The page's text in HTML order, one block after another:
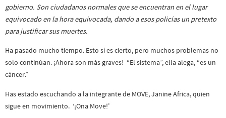
gobierno. Son ciudadanos normales que se encuentran en el lugar
equivocado en la hora equivocada, dando a esos policías un pretexto
para justificar sus muertes.
Ha pasado mucho tiempo. Esto sí es cierto, pero muchos problemas no
solo continúan. ¡Ahora son más graves! “El sistema”, ella alega, “es un
cáncer.”
Has estado escuchando a la integrante de MOVE, Janine Africa, quien
sigue en movimiento. ‘¡Ona Move!’